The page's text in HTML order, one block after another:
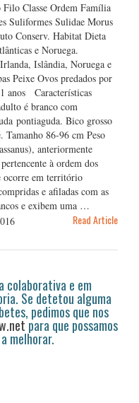
Filo Classe Ordem Família
Suliformes Sulidae Morus
Conserv. Habitat Dieta
e Noruega.
Islândia, Noruega e
Peixe Ovos predados por
anos Características
é branco com
pontiaguda. Bico grosso
86-96 cm Peso
anteriormente
à ordem dos
ocorre em território
e afiladas com as
e exibem uma …
Read Article
colaborativa e em
Se detetou alguma
pedimos que nos
para que possamos
melhorar.